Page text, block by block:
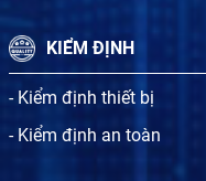
KIỂM ĐỊNH
- Kiểm định thiết bị
- Kiểm định an toàn